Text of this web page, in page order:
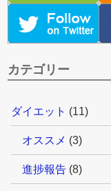
カテゴリー
ダイエット (11)
オススメ (3)
進捗報告 (8)